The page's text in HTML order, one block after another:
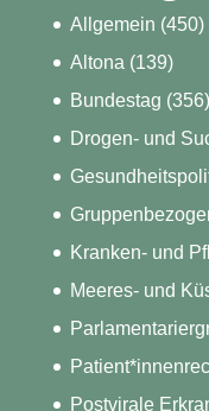
Allgemein (450)
Altona (139)
Bundestag (356)
Drogen- und
Kranken- und
Meeres- und
Postvirale